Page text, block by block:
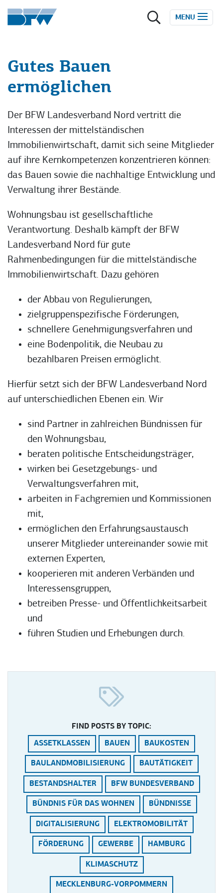
Zum Inhalt springen
MENU
Gutes Bauen
ermöglichen
Der BFW Landesverband Nord vertritt die
Interessen der mittelständischen
Immobilienwirtschaft, damit sich seine Mitglieder
auf ihre Kernkompetenzen konzentrieren können:
das Bauen sowie die nachhaltige Entwicklung und
Verwaltung ihrer Bestände.
Wohnungsbau ist gesellschaftliche
Verantwortung. Deshalb kämpft der BFW
Landesverband Nord für gute
Rahmenbedingungen für die mittelständische
Immobilienwirtschaft. Dazu gehören
der Abbau von Regulierungen,
zielgruppenspezifische Förderungen,
schnellere Genehmigungsverfahren und
eine Bodenpolitik, die Neubau zu
bezahlbaren Preisen ermöglicht.
Hierfür setzt sich der BFW Landesverband Nord
auf unterschiedlichen Ebenen ein. Wir
sind Partner in zahlreichen Bündnissen für
den Wohnungsbau,
beraten politische Entscheidungsträger,
wirken bei Gesetzgebungs- und
Verwaltungsverfahren mit,
arbeiten in Fachgremien und Kommissionen
mit,
ermöglichen den Erfahrungsaustausch
unserer Mitglieder untereinander sowie mit
externen Experten,
kooperieren mit anderen Verbänden und
Interessensgruppen,
betreiben Presse- und Öffentlichkeitsarbeit
und
führen Studien und Erhebungen durch.
FIND POSTS BY TOPIC:
ASSETKLASSEN BAUEN BAUKOSTEN
BAULANDMOBILISIERUNG BAUTÄTIGKEIT
BESTANDSHALTER BFW BUNDESVERBAND
BÜNDNIS FÜR DAS WOHNEN BÜNDNISSE
DIGITALISIERUNG ELEKTROMOBILITÄT
FÖRDERUNG GEWERBE HAMBURG
KLIMASCHUTZ
MECKLENBURG-VORPOMMERN